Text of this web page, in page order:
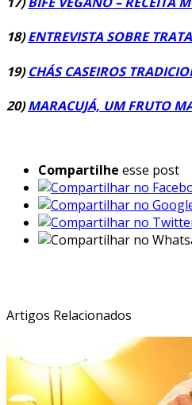
18) ENTREVISTA SOBRE
19) CHÁS CASEIROS
20) MARACUJÁ, UM FRUTO
Compartilhe esse post
Artigos Relacionados